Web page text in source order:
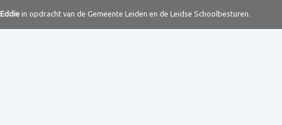
Eddie in opdracht van de Gemeente Leiden en de Leidse Schoolbesturen.